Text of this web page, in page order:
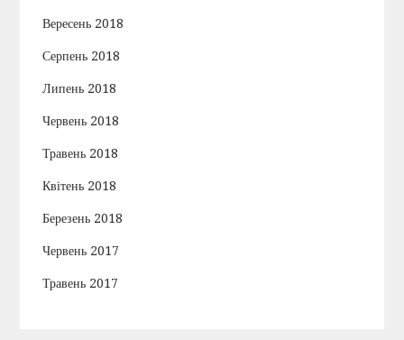
Вересень 2018
Серпень 2018
Липень 2018
Червень 2018
Травень 2018
Квітень 2018
Березень 2018
Червень 2017
Травень 2017